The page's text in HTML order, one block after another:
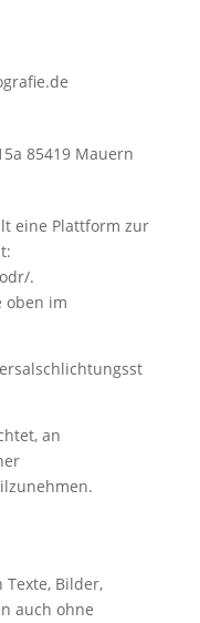
85419 Mauern
eine Plattform zur
.
oben im
an
Bilder,
auch ohne